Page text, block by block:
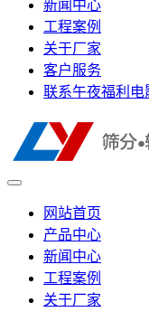
新闻中心
工程案例
关于厂家
客户服务
联系午夜福利电
网站首页
产品中心
新闻中心
工程案例
关于厂家